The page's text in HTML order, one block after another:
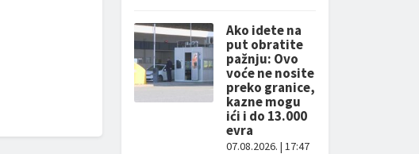
Ako idete na
put obratite
pažnju: Ovo
voće ne nosite
preko granice,
kazne mogu
ići i do 13.000
evra
07.08.2026. | 17:47